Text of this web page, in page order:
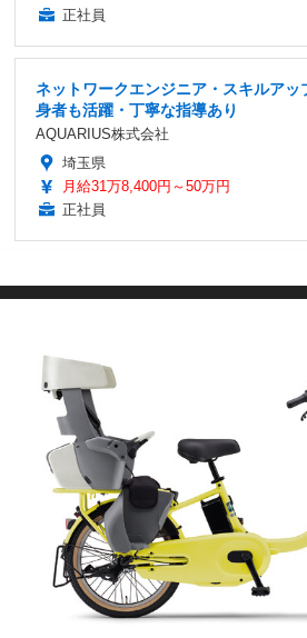
正社員
ネットワークエンジニア・スキルアッ
身者も活躍・丁寧な指導あり
AQUARIUS株式会社
埼玉県
月給31万8,400円～50万円
正社員